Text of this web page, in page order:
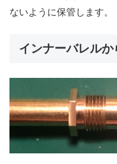
ないように保管します。
インナーバレル